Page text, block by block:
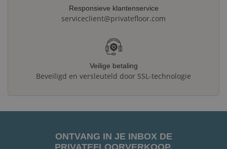
Responsieve klantenservice
serviceclient@privatefloor.com
Veilige betaling
Beveiligd en versleuteld door SSL-technologie
ONTVANG IN JE INBOX DE